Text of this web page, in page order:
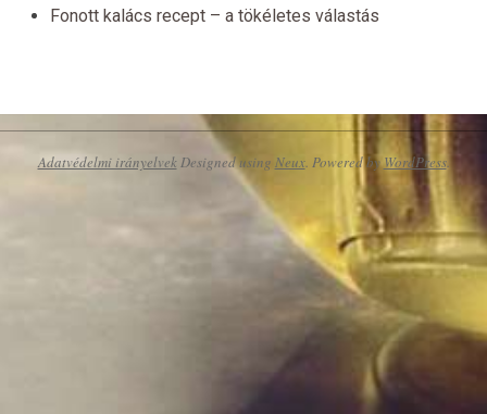
Fonott kalács recept – a tökéletes válastás
Adatvédelmi irányelvekDesigned using Neux. Powered byWordPress.